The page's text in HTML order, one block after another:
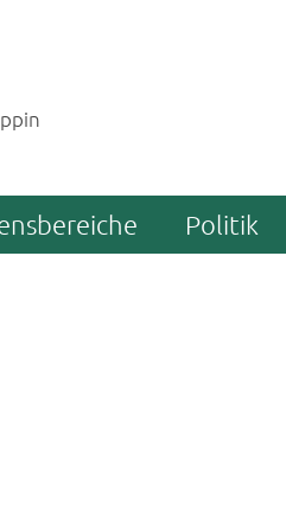
Politik